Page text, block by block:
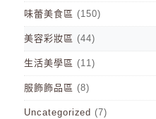
味蕾美食區 (150)
美容彩妝區 (44)
生活美學區 (11)
服飾飾品區 (8)
Uncategorized (7)